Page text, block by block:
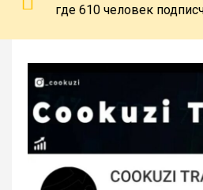
где 610 человек